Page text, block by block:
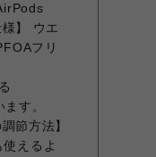
】 ウエ
フリ
す。
節方法】
えるよ